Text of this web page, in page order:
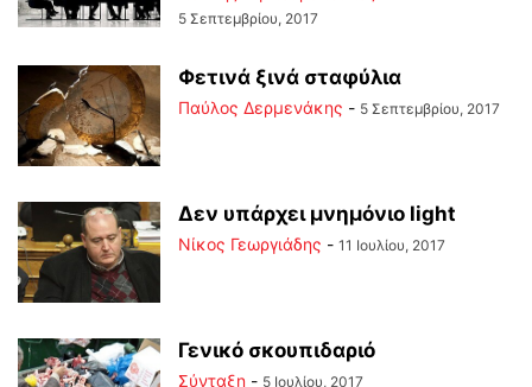
5 Σεπτεμβρίου, 2017
Φετινά ξινά σταφύλια
Παύλος Δερμενάκης - 5 Σεπτεμβρίου, 2017
Δεν υπάρχει μνημόνιο light
Νίκος Γεωργιάδης - 11 Ιουλίου, 2017
Γενικό σκουπιδαριό
Σύνταξη - 5 Ιουλίου, 2017